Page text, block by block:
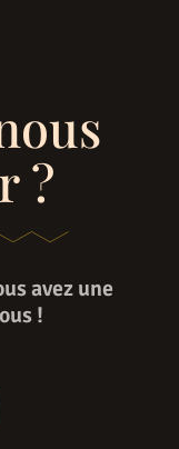
?
avez une
!